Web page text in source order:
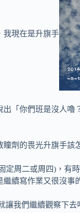
我現在是升旗手
「你們班是沒人
劑的畏光升旗手
周二或周四)，
續寫作業又很沒
我們繼續觀察下去